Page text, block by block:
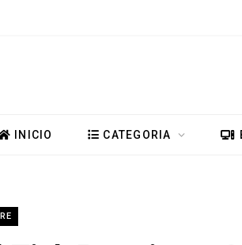
INICIO CATEGORIA